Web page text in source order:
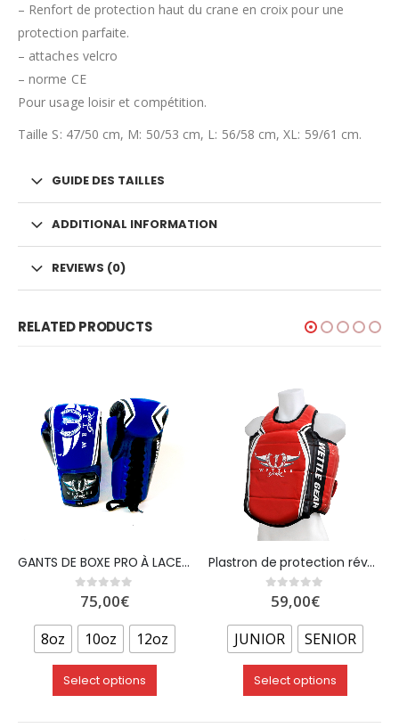
– Renfort de protection haut du crane en croix pour une
protection parfaite.
– attaches velcro
– norme CE
Pour usage loisir et compétition.
Taille S: 47/50 cm, M: 50/53 cm, L: 56/58 cm, XL: 59/61 cm.
GUIDE DES TAILLES
ADDITIONAL INFORMATION
REVIEWS (0)
RELATED PRODUCTS
GANTS DE BOXE PRO À LACET CUIR SUPÉRIEUR BLEU – WETTLE GEAR
0out of 5
75,00€
8oz 10oz 12oz
Select options
Plastron de protection réversible – Bleu/Rouge
0out of 5
59,00€
JUNIOR SENIOR
Select options